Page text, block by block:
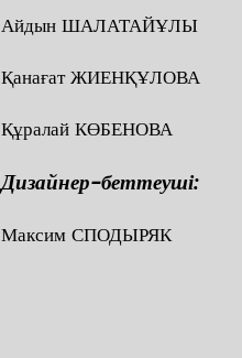
Айдын ШАЛАТАЙҰЛЫ
Қанағат ЖИЕНҚҰЛОВА
Құралай КӨБЕНОВА
Дизайнер-беттеуші:
Максим СПОДЫРЯК